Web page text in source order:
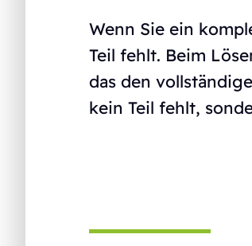
Wenn Sie ein
Teil fehlt. Beim
das den
kein Teil fehlt,